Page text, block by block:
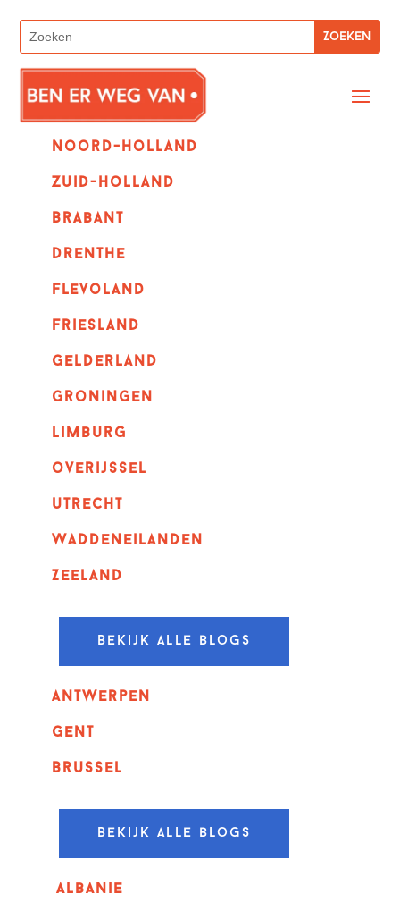
Noord-holland
zuid-holland
Brabant
Drenthe
Flevoland
Friesland
Gelderland
Groningen
Limburg
overijssel
utrecht
Waddeneilanden
Zeeland
Bekijk alle blogs
Antwerpen
GENT
Brussel
Bekijk alle blogs
albanie